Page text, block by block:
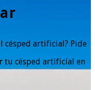
césped artificial? Pide
tu césped artificial en